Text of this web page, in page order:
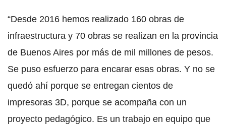
“Desde 2016 hemos realizado 160 obras de
infraestructura y 70 obras se realizan en la provincia
de Buenos Aires por más de mil millones de pesos.
Se puso esfuerzo para encarar esas obras. Y no se
quedó ahí porque se entregan cientos de
impresoras 3D, porque se acompaña con un
proyecto pedagógico. Es un trabajo en equipo que